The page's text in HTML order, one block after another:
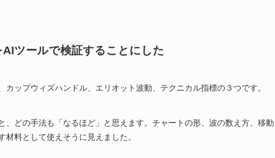
ツールで検証することにした
ップウィズハンドル、エリオット波動、テクニカル指標の３つです。
、どの手法も「なるほど」と思えます。チャートの形、波の数え方、移動
料として使えそうに見えました。